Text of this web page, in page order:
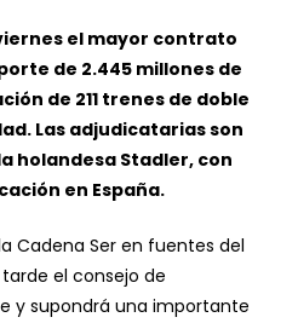
el mayor contrato
de 2.445 millones de
de 211 trenes de doble
Las adjudicatarias son
holandesa Stadler, con
en España.
Cadena Ser en fuentes del
el consejo de
y supondrá una importante